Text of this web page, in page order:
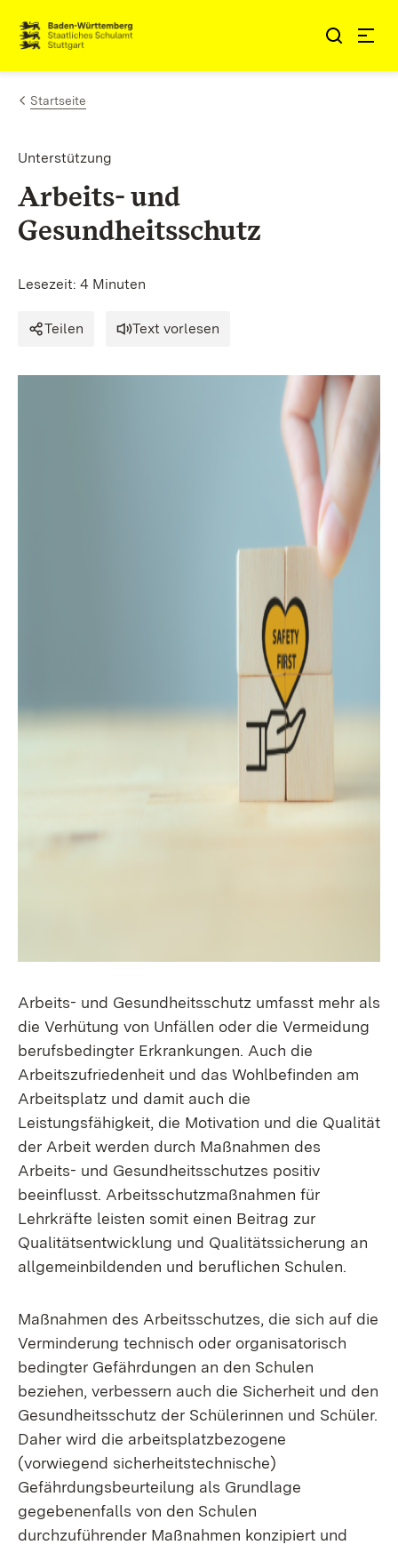
Zum Inhalt springen
Link zur Startseite
Startseite
Unterstützung
Arbeits- und
Gesundheitsschutz
Lesezeit: 4 Minuten
Teilen Text vorlesen
Arbeits- und Gesundheitsschutz umfasst mehr als
die Verhütung von Unfällen oder die Vermeidung
berufsbedingter Erkrankungen. Auch die
Arbeitszufriedenheit und das Wohlbefinden am
Arbeitsplatz und damit auch die
Leistungsfähigkeit, die Motivation und die Qualität
der Arbeit werden durch Maßnahmen des
Arbeits- und Gesundheitsschutzes positiv
beeinflusst. Arbeitsschutzmaßnahmen für
Lehrkräfte leisten somit einen Beitrag zur
Qualitätsentwicklung und Qualitätssicherung an
allgemeinbildenden und beruflichen Schulen.
Maßnahmen des Arbeitsschutzes, die sich auf die
Verminderung technisch oder organisatorisch
bedingter Gefährdungen an den Schulen
beziehen, verbessern auch die Sicherheit und den
Gesundheitsschutz der Schülerinnen und Schüler.
Daher wird die arbeitsplatzbezogene
(vorwiegend sicherheitstechnische)
Gefährdungsbeurteilung als Grundlage
gegebenenfalls von den Schulen
durchzuführender Maßnahmen konzipiert und